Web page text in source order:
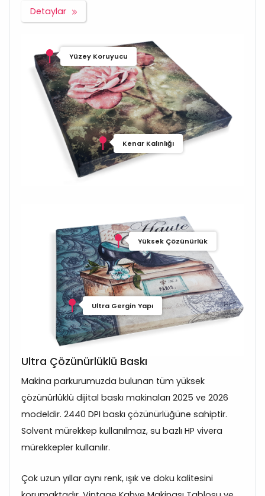
Detaylar
Yüzey Koruyucu
Kenar Kalınlığı
Yüksek Çözünürlük
Ultra Gergin Yapı
Ultra Çözünürlüklü Baskı
Makina parkurumuzda bulunan tüm yüksek
çözünürlüklü dijital baskı makinaları 2025 ve 2026
modeldir. 2440 DPI baskı çözünürlüğüne sahiptir.
Solvent mürekkep kullanılmaz, su bazlı HP vivera
mürekkepler kullanılır.
Çok uzun yıllar aynı renk, ışık ve doku kalitesini